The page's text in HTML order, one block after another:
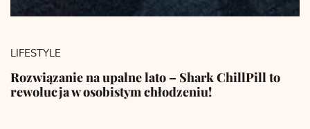
LIFESTYLE
Rozwiązanie na upalne lato – Shark ChillPill to
rewolucja w osobistym chłodzeniu!